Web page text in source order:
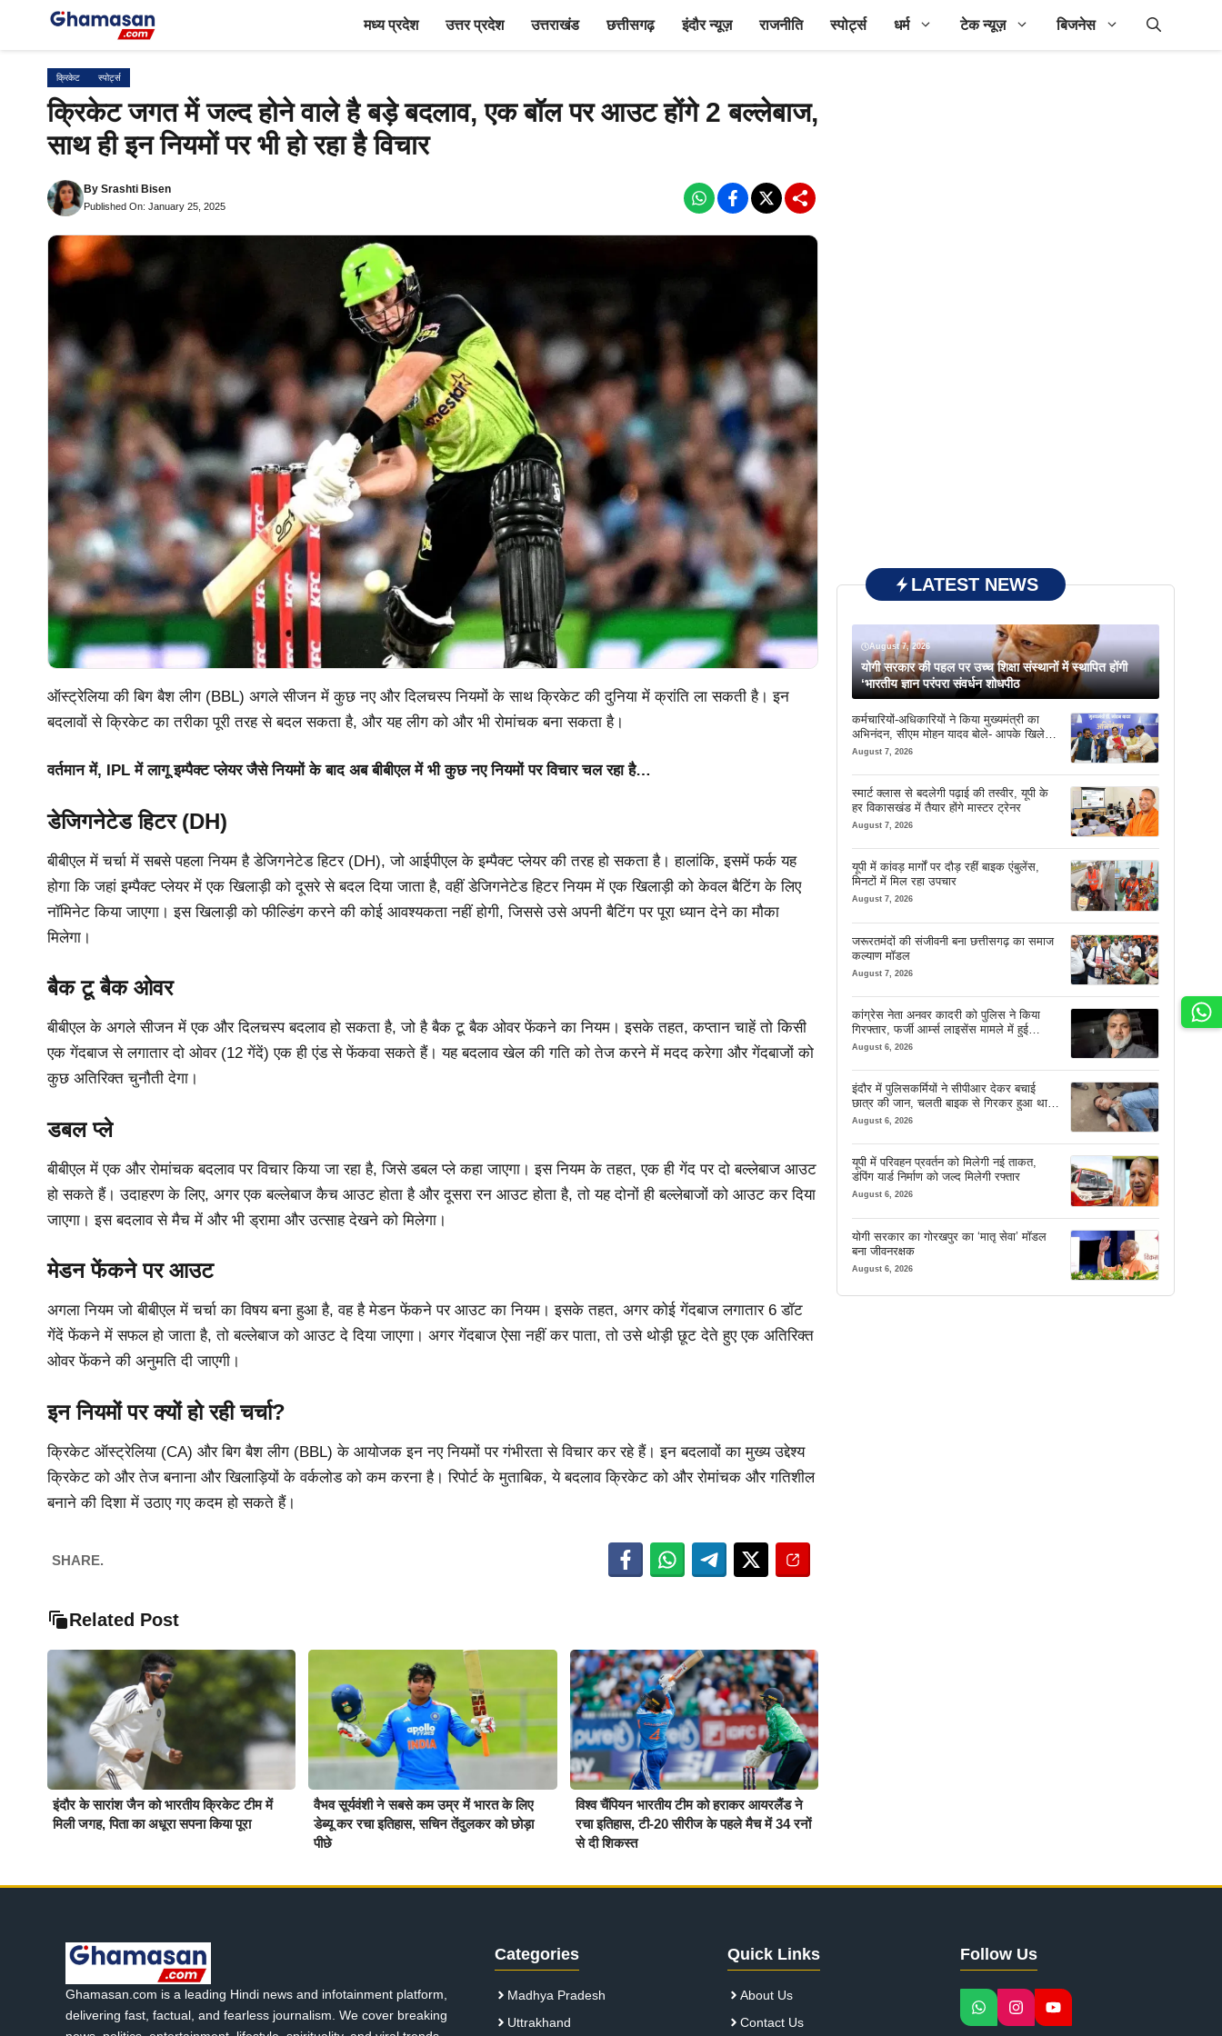
मध्य प्रदेश उत्तर प्रदेश उत्तराखंड छत्तीसगढ़ इंदौर न्यूज़ राजनीति स्पोर्ट्स धर्म टेक न्यूज़ बिजनेस
क्रिकेट स्पोर्ट्स
क्रिकेट जगत में जल्द होने वाले है बड़े बदलाव, एक बॉल पर आउट होंगे 2 बल्लेबाज,
साथ ही इन नियमों पर भी हो रहा है विचार
By Srashti Bisen
Published On: January 25, 2025
ऑस्ट्रेलिया की बिग बैश लीग (BBL) अगले सीजन में कुछ नए और दिलचस्प नियमों के साथ क्रिकेट की दुनिया में क्रांति ला सकती है। इन
बदलावों से क्रिकेट का तरीका पूरी तरह से बदल सकता है, और यह लीग को और भी रोमांचक बना सकता है।
वर्तमान में, IPL में लागू इम्पैक्ट प्लेयर जैसे नियमों के बाद अब बीबीएल में भी कुछ नए नियमों पर विचार चल रहा है…
डेजिगनेटेड हिटर (DH)
बीबीएल में चर्चा में सबसे पहला नियम है डेजिगनेटेड हिटर (DH), जो आईपीएल के इम्पैक्ट प्लेयर की तरह हो सकता है। हालांकि, इसमें फर्क यह
होगा कि जहां इम्पैक्ट प्लेयर में एक खिलाड़ी को दूसरे से बदल दिया जाता है, वहीं डेजिगनेटेड हिटर नियम में एक खिलाड़ी को केवल बैटिंग के लिए
नॉमिनेट किया जाएगा। इस खिलाड़ी को फील्डिंग करने की कोई आवश्यकता नहीं होगी, जिससे उसे अपनी बैटिंग पर पूरा ध्यान देने का मौका
मिलेगा।
बैक टू बैक ओवर
बीबीएल के अगले सीजन में एक और दिलचस्प बदलाव हो सकता है, जो है बैक टू बैक ओवर फेंकने का नियम। इसके तहत, कप्तान चाहें तो किसी
एक गेंदबाज से लगातार दो ओवर (12 गेंदें) एक ही एंड से फेंकवा सकते हैं। यह बदलाव खेल की गति को तेज करने में मदद करेगा और गेंदबाजों को
कुछ अतिरिक्त चुनौती देगा।
डबल प्ले
बीबीएल में एक और रोमांचक बदलाव पर विचार किया जा रहा है, जिसे डबल प्ले कहा जाएगा। इस नियम के तहत, एक ही गेंद पर दो बल्लेबाज आउट
हो सकते हैं। उदाहरण के लिए, अगर एक बल्लेबाज कैच आउट होता है और दूसरा रन आउट होता है, तो यह दोनों ही बल्लेबाजों को आउट कर दिया
जाएगा। इस बदलाव से मैच में और भी ड्रामा और उत्साह देखने को मिलेगा।
मेडन फेंकने पर आउट
अगला नियम जो बीबीएल में चर्चा का विषय बना हुआ है, वह है मेडन फेंकने पर आउट का नियम। इसके तहत, अगर कोई गेंदबाज लगातार 6 डॉट
गेंदें फेंकने में सफल हो जाता है, तो बल्लेबाज को आउट दे दिया जाएगा। अगर गेंदबाज ऐसा नहीं कर पाता, तो उसे थोड़ी छूट देते हुए एक अतिरिक्त
ओवर फेंकने की अनुमति दी जाएगी।
इन नियमों पर क्यों हो रही चर्चा?
क्रिकेट ऑस्ट्रेलिया (CA) और बिग बैश लीग (BBL) के आयोजक इन नए नियमों पर गंभीरता से विचार कर रहे हैं। इन बदलावों का मुख्य उद्देश्य
क्रिकेट को और तेज बनाना और खिलाड़ियों के वर्कलोड को कम करना है। रिपोर्ट के मुताबिक, ये बदलाव क्रिकेट को और रोमांचक और गतिशील
बनाने की दिशा में उठाए गए कदम हो सकते हैं।
SHARE.
Related Post
इंदौर के सारांश जैन को भारतीय क्रिकेट टीम में
मिली जगह, पिता का अधूरा सपना किया पूरा
वैभव सूर्यवंशी ने सबसे कम उम्र में भारत के लिए
डेब्यू कर रचा इतिहास, सचिन तेंदुलकर को छोड़ा
पीछे
विश्व चैंपियन भारतीय टीम को हराकर आयरलैंड ने
रचा इतिहास, टी-20 सीरीज के पहले मैच में 34 रनों
से दी शिकस्त
LATEST NEWS
August 7, 2026
योगी सरकार की पहल पर उच्च शिक्षा संस्थानों में स्थापित होंगी
‘भारतीय ज्ञान परंपरा संवर्धन शोधपीठ
कर्मचारियों-अधिकारियों ने किया मुख्यमंत्री का
अभिनंदन, सीएम मोहन यादव बोले- आपके खिले
चेहरे देखकर आनंद आता है
August 7, 2026
स्मार्ट क्लास से बदलेगी पढ़ाई की तस्वीर, यूपी के
हर विकासखंड में तैयार होंगे मास्टर ट्रेनर
August 7, 2026
यूपी में कांवड़ मार्गों पर दौड़ रहीं बाइक एंबुलेंस,
मिनटों में मिल रहा उपचार
August 7, 2026
जरूरतमंदों की संजीवनी बना छत्तीसगढ़ का समाज
कल्याण मॉडल
August 7, 2026
कांग्रेस नेता अनवर कादरी को पुलिस ने किया
गिरफ्तार, फर्जी आर्म्स लाइसेंस मामले में हुई
कार्रवाई
August 6, 2026
इंदौर में पुलिसकर्मियों ने सीपीआर देकर बचाई
छात्र की जान, चलती बाइक से गिरकर हुआ था
बेहोश
August 6, 2026
यूपी में परिवहन प्रवर्तन को मिलेगी नई ताकत,
डंपिंग यार्ड निर्माण को जल्द मिलेगी रफ्तार
August 6, 2026
योगी सरकार का गोरखपुर का ‘मातृ सेवा’ मॉडल
बना जीवनरक्षक
August 6, 2026
Ghamasan.com is a leading Hindi news and infotainment platform,
delivering fast, factual, and fearless journalism. We cover breaking
Categories
Madhya Pradesh
Uttrakhand
Quick Links
About Us
Contact Us
Follow Us